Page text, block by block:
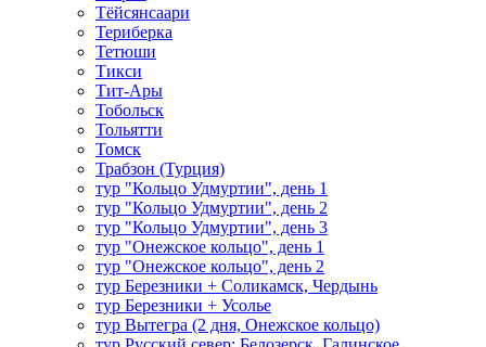
Тёйсянсаари
Териберка
Тетюши
Тикси
Тит-Ары
Тобольск
Тольятти
Томск
Трабзон (Турция)
тур "Кольцо Удмуртии", день 1
тур "Кольцо Удмуртии", день 2
тур "Кольцо Удмуртии", день 3
тур "Онежское кольцо", день 1
тур "Онежское кольцо", день 2
тур Березники + Соликамск, Чердынь
тур Березники + Усолье
тур Вытегра (2 дня, Онежское кольцо)